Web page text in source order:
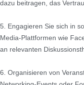
dazu beitragen, das
5. Engagieren Sie sich in
Media-Plattformen wie
an relevanten
6. Organisieren von